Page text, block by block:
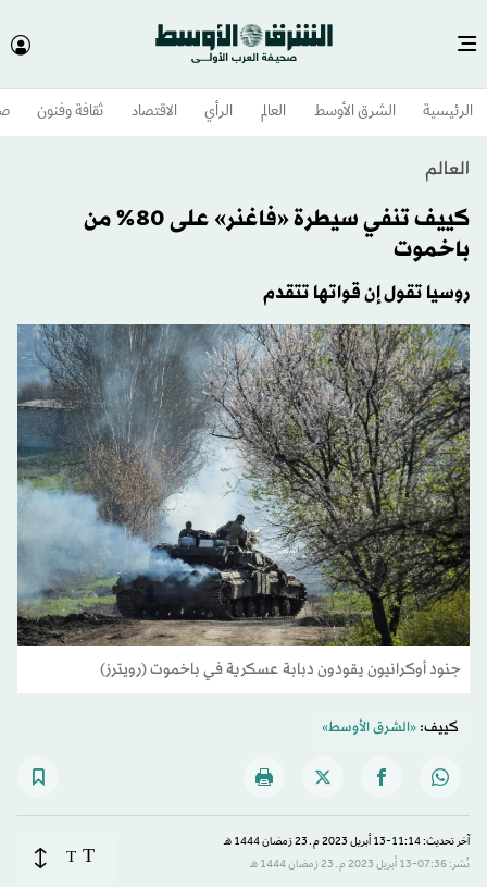
الرئيسية الشرق الأوسط​ العالم الرأي الاقتصاد ثقافة وفنون
العالم
كييف تنفي سيطرة «فاغنر» على 80% من
باخموت
روسيا تقول إن قواتها تتقدم
جنود أوكرانيون يقودون دبابة عسكرية في باخموت (رويترز)
كييف:«الشرق الأوسط»
آخر تحديث: 11:14-13 أبريل 2023 م ـ 23 رَمضان 1444 هـ
نُشر: 07:36-13 أبريل 2023 م ـ 23 رَمضان 1444 هـ
T
T